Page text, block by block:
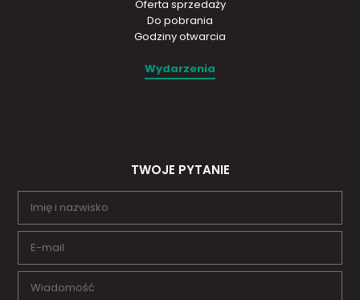
Oferta sprzedaży
Do pobrania
Godziny otwarcia
Wydarzenia
TWOJE PYTANIE